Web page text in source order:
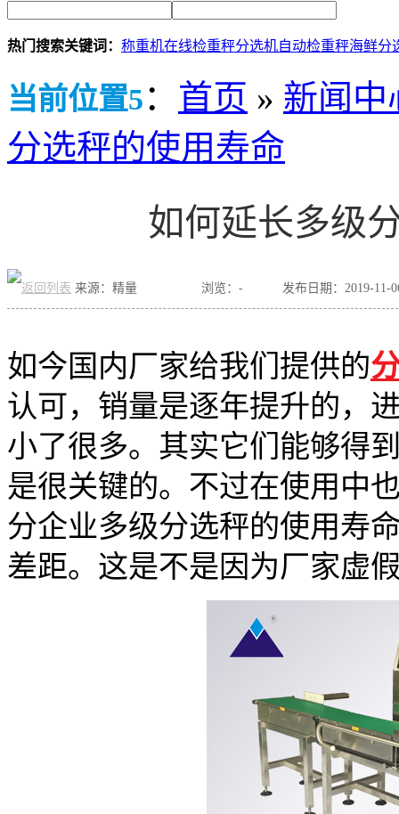
热门搜索关键词： 称重机在线检重秤分选机自动检重秤海鲜分
当前位置5： 首页 » 新闻中
分选秤的使用寿命
如何延长多级
来源：精量 浏览： - 发布日期：2019-11-
如今国内厂家给我们提供的
认可，销量是逐年提升的，
小了很多。其实它们能够得
是很关键的。不过在使用中
分企业多级分选秤的使用寿
差距。这是不是因为厂家虚